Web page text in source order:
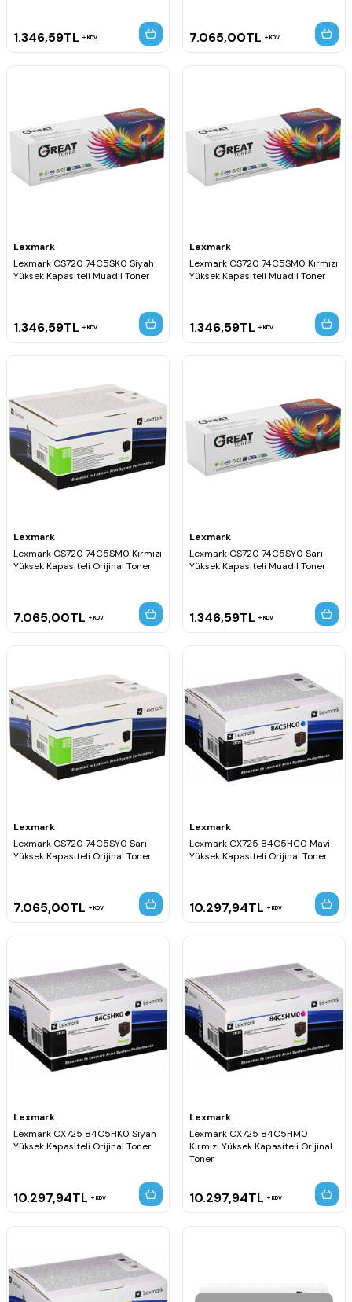
1.346,59TL KDV 7.065,00TL KDV
Lexmark
Lexmark CS720 74C5SK0 Siyah
Yüksek Kapasiteli Muadil Toner
1.346,59TL KDV
Lexmark
Lexmark CS720 74C5SM0 Kırmızı
Yüksek Kapasiteli Muadil Toner
1.346,59TL KDV
Lexmark
Lexmark CS720 74C5SM0 Kırmızı
Yüksek Kapasiteli Orijinal Toner
7.065,00TL KDV
Lexmark
Lexmark CS720 74C5SY0 Sarı
Yüksek Kapasiteli Muadil Toner
1.346,59TL KDV
Lexmark
Lexmark CS720 74C5SY0 Sarı
Yüksek Kapasiteli Orijinal Toner
7.065,00TL KDV
Lexmark
Lexmark CX725 84C5HC0 Mavi
Yüksek Kapasiteli Orijinal Toner
10.297,94TL KDV
Lexmark
Lexmark CX725 84C5HK0 Siyah
Yüksek Kapasiteli Orijinal Toner
10.297,94TL KDV
Lexmark
Lexmark CX725 84C5HM0
Kırmızı Yüksek Kapasiteli Orijinal
Toner
10.297,94TL KDV